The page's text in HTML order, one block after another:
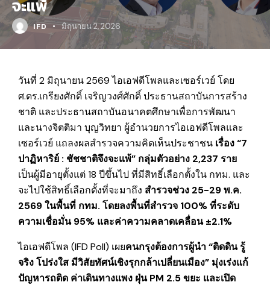
จะแพ้
IFD มิถุนายน 2, 2026
วันที่ 2 มิถุนายน 2569 ไอเอฟดีโพลและเซอร์เวย์ โดย
ศ.ดร.เกรียงศักดิ์ เจริญวงศ์ศักดิ์ ประธานสถาบันการสร้าง
ชาติ และประธานสถาบันอนาคตศึกษาเพื่อการพัฒนา
และนางจิตติมา บุญวิทยา ผู้อำนวยการไอเอฟดีโพลและ
เซอร์เวย์ แถลงผลสำรวจความคิดเห็นประชาชน เรื่อง“7
ปาฏิหาริย์ : ชัชชาติจึงจะแพ้” กลุ่มตัวอย่าง 2,237 ราย
เป็นผู้มีอายุตั้งแต่ 18 ปีขึ้นไป ที่มีสิทธิ์เลือกตั้งใน กทม. และ
จะไปใช้สิทธิ์เลือกตั้งที่จะมาถึง สำรวจช่วง 25-29 พ.ค.
2569 ในพื้นที่ กทม. โดยลงพื้นที่สำรวจ 100% ที่ระดับ
ความเชื่อมั่น 95% และค่าความคลาดเคลื่อน ±2.1%
ไอเอฟดีโพล (IFD Poll) เผยคนกรุงต้องการผู้นำ“ติดดิน รู้
จริง โปร่งใส มีวิสัยทัศน์เชิงรุกกล้าเปลี่ยนเมือง” มุ่งเร่งแก้
ปัญหารถติด ค่าเดินทางแพง ฝุ่น PM 2.5 ขยะ และเปิด